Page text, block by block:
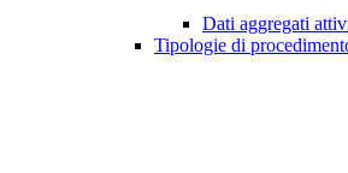
Dati aggregati
Tipologie di